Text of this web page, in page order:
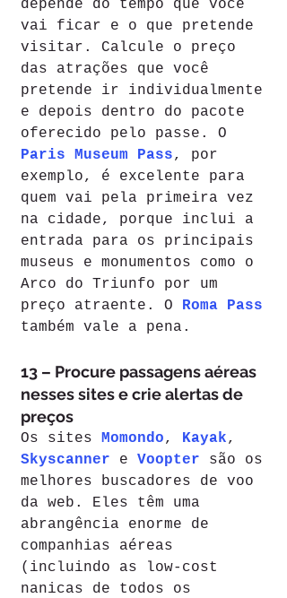
depende do tempo que você
vai ficar e o que pretende
visitar. Calcule o preço
das atrações que você
pretende ir individualmente
e depois dentro do pacote
oferecido pelo passe. O
Paris Museum Pass, por
exemplo, é excelente para
quem vai pela primeira vez
na cidade, porque inclui a
entrada para os principais
museus e monumentos como o
Arco do Triunfo por um
preço atraente. O Roma Pass
também vale a pena.
13 – Procure passagens aéreas
nesses sites e crie alertas de
preços
Os sites Momondo, Kayak,
Skyscanner e Voopter são os
melhores buscadores de voo
da web. Eles têm uma
abrangência enorme de
companhias aéreas
(incluindo as low-cost
nanicas de todos os